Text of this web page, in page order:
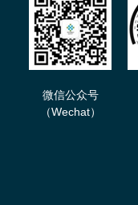
微信公众号
（Wechat）